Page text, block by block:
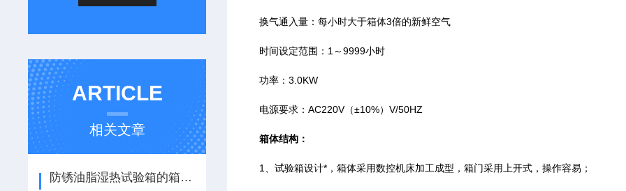
ARTICLE
相关文章
防锈油脂湿热试验箱的箱体材料与防腐蚀设计
换气通入量：每小时大于箱体3倍的新鲜空气
时间设定范围：1～9999小时
功率：3.0KW
电源要求：AC220V（±10%）V/50HZ
箱体结构：
1、试验箱设计*，箱体采用数控机床加工成型，箱门采用上开式，操作容易；